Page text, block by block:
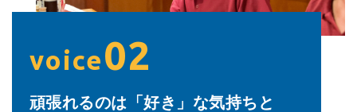
voice02
頑張れるのは「好き」な気持ちと